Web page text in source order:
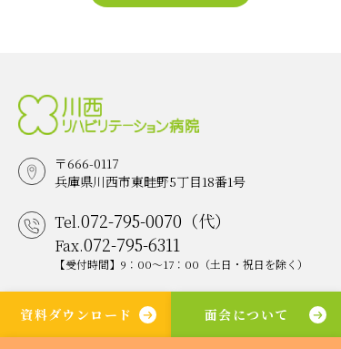
資料ダウンロード 面会について
〒666-0117
兵庫県川西市東畦野5丁目18番1号
Tel.072-795-0070（代）
Fax.072-795-6311
【受付時間】9：00～17：00（土日・祝日を除く）
Tel.072-795-0200